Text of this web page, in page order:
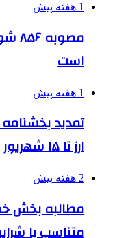
1 هفته پیش
است
1 هفته پیش
تمدید
ارز تا ۱۵ شهریور
2 هفته پیش
مطالبه بخش
متناسب با